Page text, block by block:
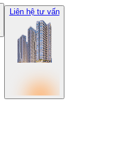
Liên hệ tư vấn